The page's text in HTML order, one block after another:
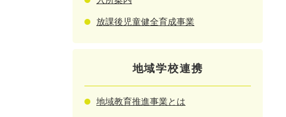
放課後児童健全育成事業
地域学校連携
地域教育推進事業とは